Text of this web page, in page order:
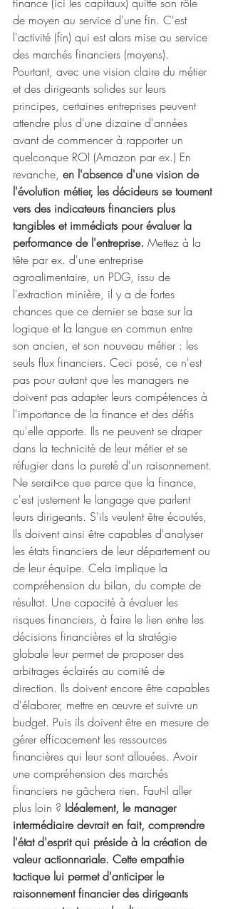
de moyen au service d'une fin. C'est
l'activité (fin) qui est alors mise au service
des marchés financiers (moyens).
Pourtant, avec une vision claire du métier
et des dirigeants solides sur leurs
principes, certaines entreprises peuvent
attendre plus d'une dizaine d'années
avant de commencer à rapporter un
quelconque ROI (Amazon par ex.) En
revanche, en l'absence d'une vision de
l'évolution métier, les décideurs se tournent
vers des indicateurs financiers plus
tangibles et immédiats pour évaluer la
performance de l'entreprise. Mettez à la
tête par ex. d'une entreprise
agroalimentaire, un PDG, issu de
l'extraction minière, il y a de fortes
chances que ce dernier se base sur la
logique et la langue en commun entre
son ancien, et son nouveau métier : les
seuls flux financiers. Ceci posé, ce n'est
pas pour autant que les managers ne
doivent pas adapter leurs compétences à
l'importance de la finance et des défis
qu'elle apporte. Ils ne peuvent se draper
dans la technicité de leur métier et se
réfugier dans la pureté d'un raisonnement.
Ne serait-ce que parce que la finance,
c'est justement le langage que parlent
leurs dirigeants. S'ils veulent être écoutés,
Ils doivent ainsi être capables d'analyser
les états financiers de leur département ou
de leur équipe. Cela implique la
compréhension du bilan, du compte de
résultat. Une capacité à évaluer les
risques financiers, à faire le lien entre les
décisions financières et la stratégie
globale leur permet de proposer des
arbitrages éclairés au comité de
direction. Ils doivent encore être capables
d'élaborer, mettre en œuvre et suivre un
budget. Puis ils doivent être en mesure de
gérer efficacement les ressources
financières qui leur sont allouées. Avoir
une compréhension des marchés
financiers ne gâchera rien. Faut-il aller
plus loin ? Idéalement, le manager
intermédiaire devrait en fait, comprendre
l'état d'esprit qui préside à la création de
valeur actionnariale. Cette empathie
tactique lui permet d'anticiper le
raisonnement financier des dirigeants